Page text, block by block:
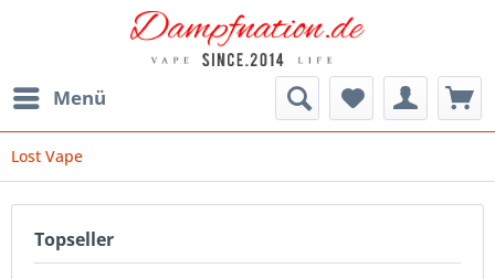
Menü
Lost Vape
Topseller